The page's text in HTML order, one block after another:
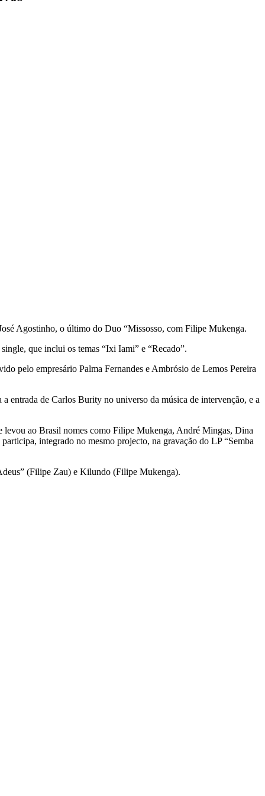
Agostinho, o último do Duo “Missosso, com Filipe Mukenga.
que inclui os temas “Ixi Iami” e “Recado”.
pelo empresário Palma Fernandes e Ambrósio de Lemos Pereira
entrada de Carlos Burity no universo da música de intervenção, e a
ao Brasil nomes como Filipe Mukenga, André Mingas, Dina
integrado no mesmo projecto, na gravação do LP “Semba
(Filipe Zau) e Kilundo (Filipe Mukenga).